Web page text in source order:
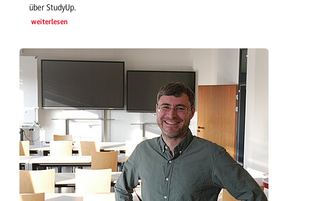
über StudyUp.
weiterlesen